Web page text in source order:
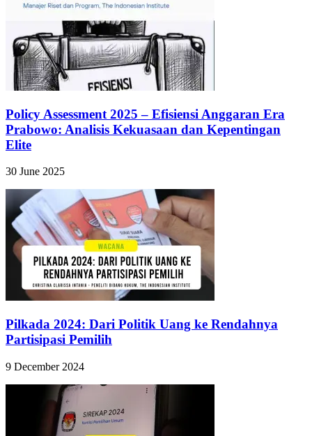
Policy Assessment 2025 – Efisiensi Anggaran Era
Prabowo: Analisis Kekuasaan dan Kepentingan
Elite
30 June 2025
Pilkada 2024: Dari Politik Uang ke Rendahnya
Partisipasi Pemilih
9 December 2024